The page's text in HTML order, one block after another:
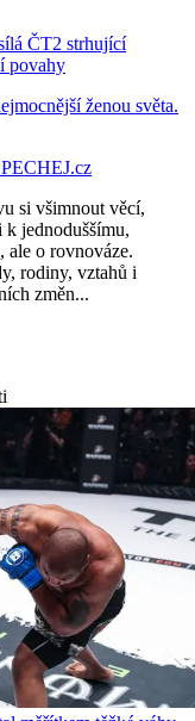
ČT2 strhující
povahy
ženou světa.
si všimnout věcí,
k jednoduššímu,
ale o rovnováze.
rodiny, vztahů i
změn...